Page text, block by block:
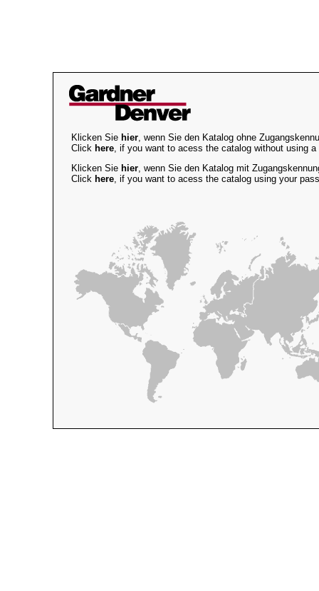
Klicken Sie hier, wenn Sie den Katalog ohne
Click here, if you want to acess the catalog without using
Klicken Sie hier, wenn Sie den Katalog mit
Click here, if you want to acess the catalog using your